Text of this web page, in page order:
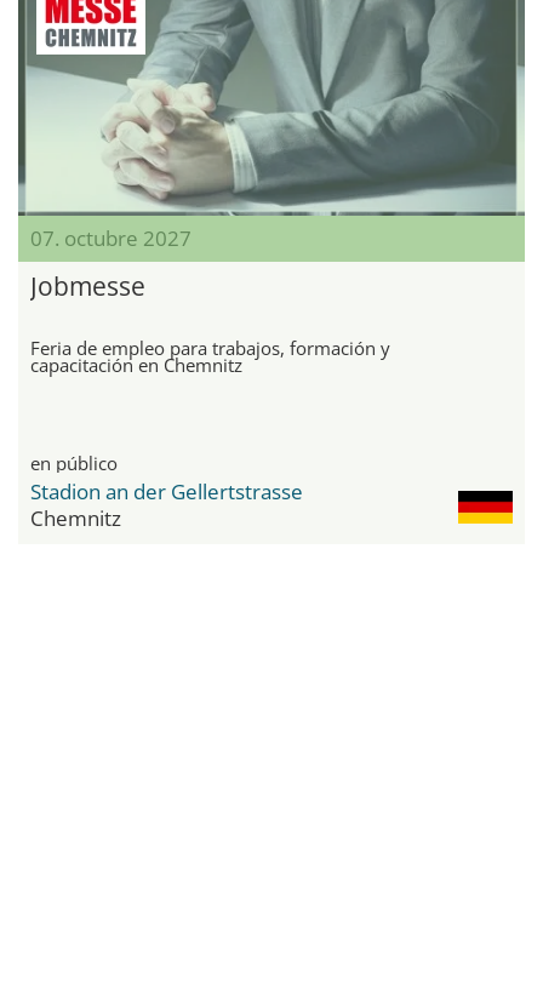
07. octubre 2027
Jobmesse
Feria de empleo para trabajos, formación y
capacitación en Chemnitz
en público
Stadion an der Gellertstrasse
Chemnitz